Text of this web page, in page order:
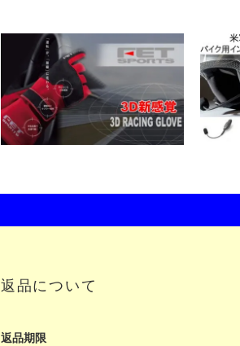
返品について
返品期限